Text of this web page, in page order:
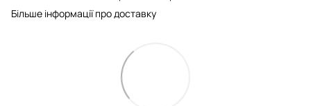
Більше інформації про доставку